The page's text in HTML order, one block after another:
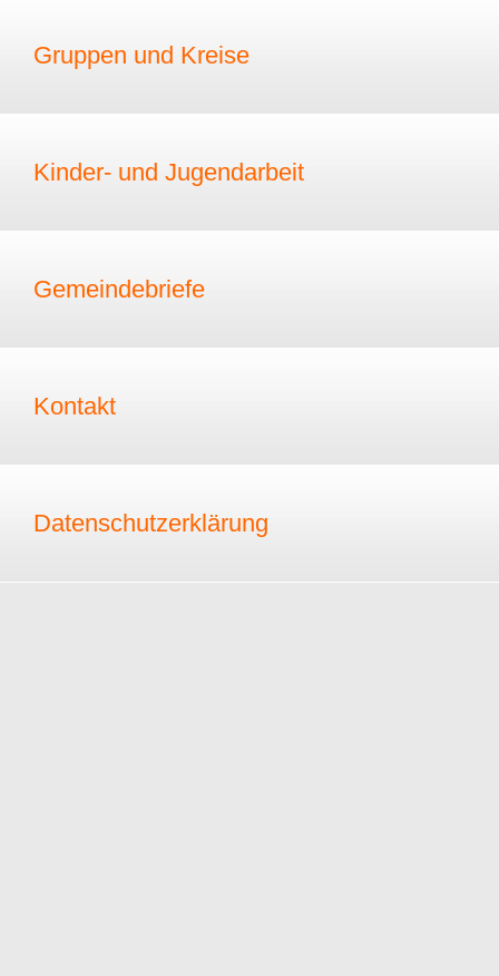
Gruppen und Kreise
Kinder- und Jugendarbeit
Gemeindebriefe
Kontakt
Datenschutzerklärung